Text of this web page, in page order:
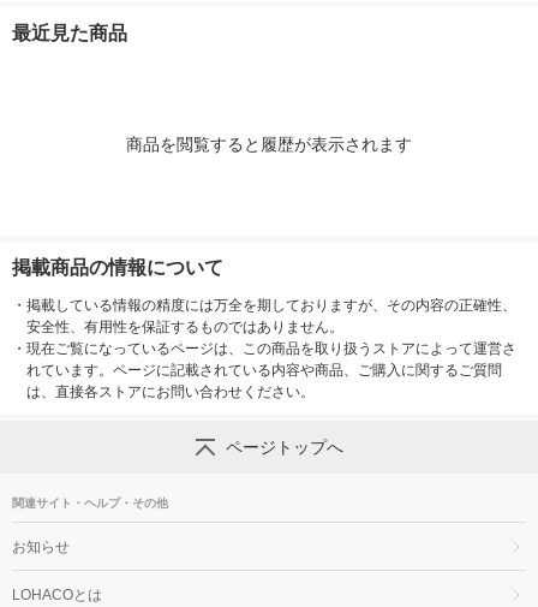
最近見た商品
商品を閲覧すると履歴が表示されます
掲載商品の情報について
・ 掲載している情報の精度には万全を期しておりますが、その内容の正確性、
安全性、有用性を保証するものではありません。
・ 現在ご覧になっているページは、この商品を取り扱うストアによって運営さ
れています。ページに記載されている内容や商品、ご購入に関するご質問
は、直接各ストアにお問い合わせください。
ページトップへ
関連サイト・ヘルプ・その他
お知らせ
LOHACOとは